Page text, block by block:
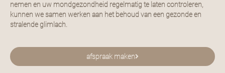
nemen en uw mondgezondheid regelmatig te laten controleren,
kunnen we samen werken aan het behoud van een gezonde en
stralende glimlach.
afspraak maken